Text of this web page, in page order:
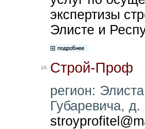
экспертизы
Элисте и
16. Строй-Проф
регион:
Губаревича,